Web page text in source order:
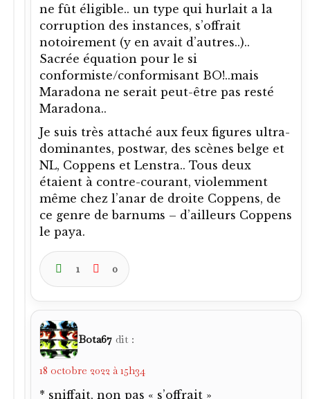
ne fût éligible.. un type qui hurlait a la
corruption des instances, s’offrait
notoirement (y en avait d’autres..)..
Sacrée équation pour le si
conformiste/conformisant BO!..mais
Maradona ne serait peut-être pas resté
Maradona..
Je suis très attaché aux feux figures ultra-
dominantes, postwar, des scènes belge et
NL, Coppens et Lenstra.. Tous deux
étaient à contre-courant, violemment
même chez l’anar de droite Coppens, de
ce genre de barnums – d’ailleurs Coppens
le paya.
1 0
Bota67 dit :
18 octobre 2022 à 15h34
* sniffait, non pas « s’offrait »